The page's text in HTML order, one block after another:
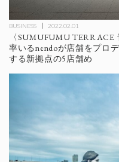
BUSINESS 2022.02.01
〈SUMUFUMU
率いるnendoが店舗をプロ
する新拠点の5店舗め